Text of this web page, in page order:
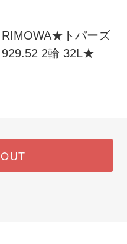
トパーズ
929.52 2輪 32L★